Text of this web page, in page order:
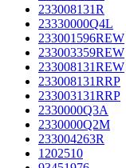
233008131R
23330000Q4L
233001596REW
233003359REW
233008131REW
233008131RRP
233003131RRP
2330000Q3A
2330000Q2M
233004263R
1202510